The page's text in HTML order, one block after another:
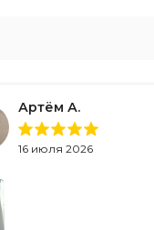
Артём А.
16 июля 2026